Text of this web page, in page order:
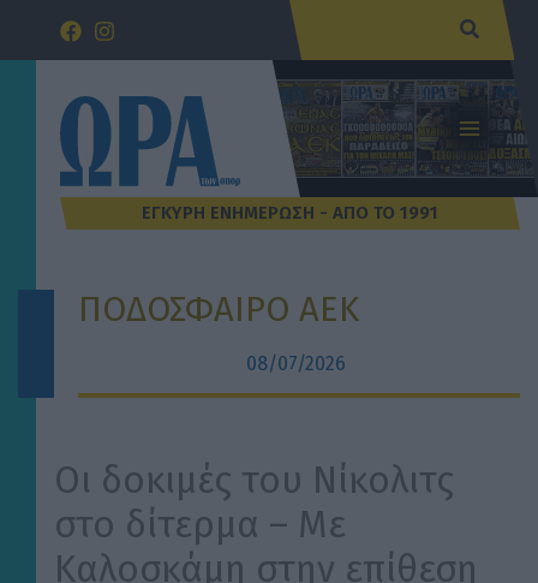
Μετάβαση
ΠΟΔΟΣΦΑΙΡΟ ΑΕΚ
08/07/2026
Οι δοκιμές του Νίκολιτς
στο δίτερμα – Με
Καλοσκάμη στην επίθεση